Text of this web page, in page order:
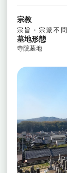
宗教
宗旨・宗派不問
墓地形態
寺院墓地